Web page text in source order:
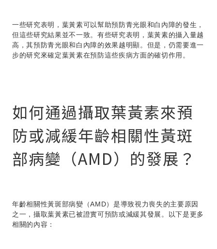
一些研究表明，葉黃素可以幫助預防青光眼和白內障的發生，
但這些研究結果並不一致。有些研究表明，葉黃素的攝入量越
高，其預防青光眼和白內障的效果越明顯。但是，仍需要進一
步的研究來確定葉黃素在預防這些疾病方面的確切作用。
如何通過攝取葉黃素來預
防或減緩年齡相關性黃斑
部病變（AMD）的發展？
年齡相關性黃斑部病變（AMD）是導致視力喪失的主要原因
之一，攝取葉黃素已被證實可預防或減緩其發展。以下是更多
相關的內容：